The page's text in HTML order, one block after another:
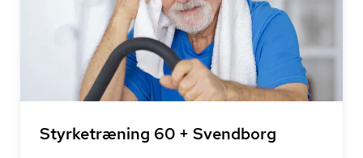
Styrketræning 60 + Svendborg